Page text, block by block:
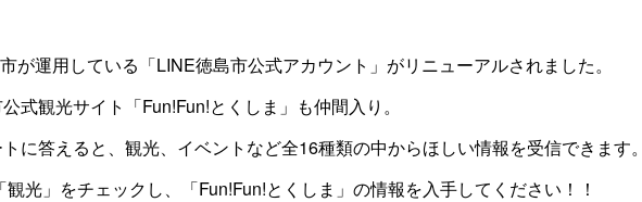
が運用している「LINE徳島市公式アカウント」がリニューアルされました。
式観光サイト「Fun!Fun!とくしま」も仲間入り。
に答えると、観光、イベントなど全16種類の中からほしい情報を受信できます。
光」をチェックし、「Fun!Fun!とくしま」の情報を入手してください！！